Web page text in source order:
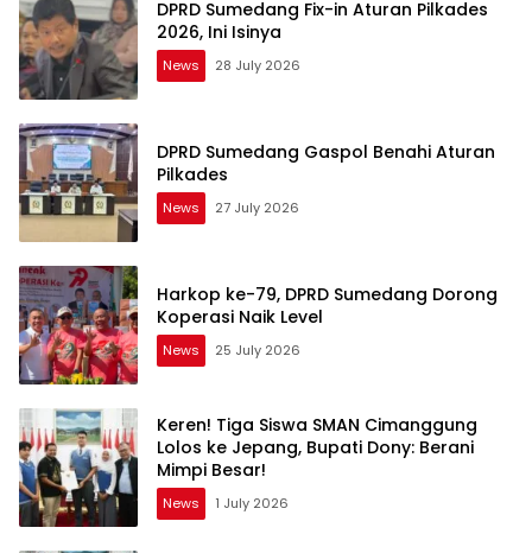
DPRD Sumedang Fix-in Aturan Pilkades
2026, Ini Isinya
News 28 July 2026
DPRD Sumedang Gaspol Benahi Aturan
Pilkades
News 27 July 2026
Harkop ke-79, DPRD Sumedang Dorong
Koperasi Naik Level
News 25 July 2026
Keren! Tiga Siswa SMAN Cimanggung
Lolos ke Jepang, Bupati Dony: Berani
Mimpi Besar!
News 1 July 2026